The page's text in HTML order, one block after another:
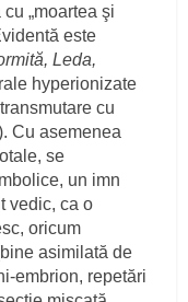
„moartea şi
este
Leda,
hyperionizate
cu
Cu asemenea
se
un imn
vedic, ca o
oricum
asimilată de
embrion, repetări